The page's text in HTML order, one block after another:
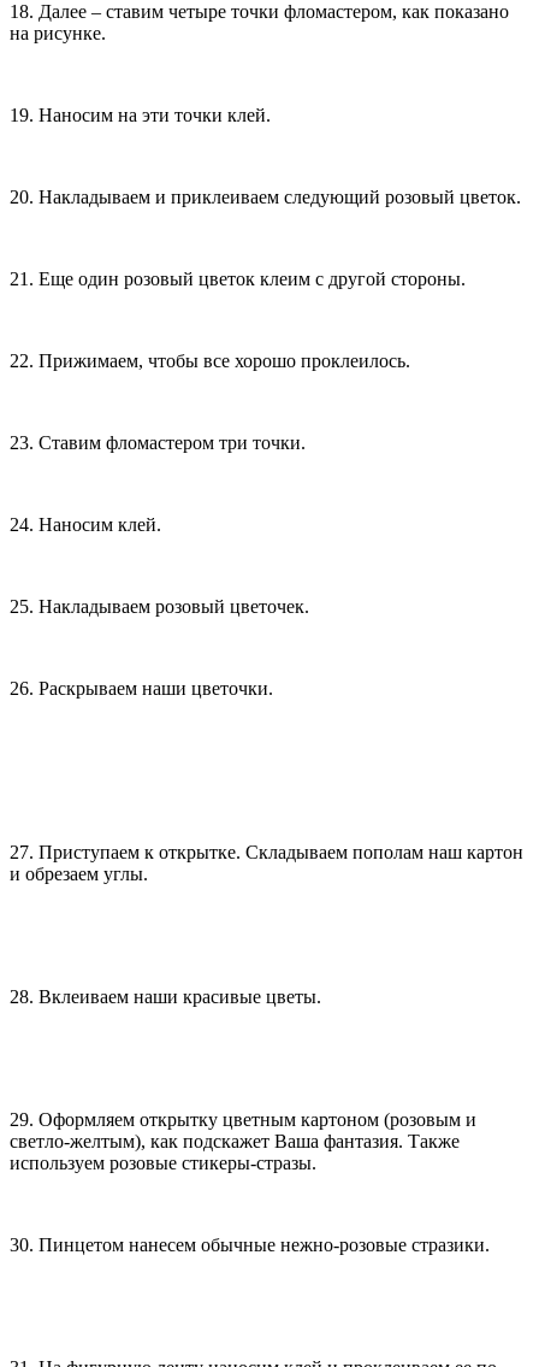
18. Далее – ставим четыре точки фломастером, как показано
на рисунке.
19. Наносим на эти точки клей.
20. Накладываем и приклеиваем следующий розовый цветок.
21. Еще один розовый цветок клеим с другой стороны.
22. Прижимаем, чтобы все хорошо проклеилось.
23. Ставим фломастером три точки.
24. Наносим клей.
25. Накладываем розовый цветочек.
26. Раскрываем наши цветочки.
27. Приступаем к открытке. Складываем пополам наш картон
и обрезаем углы.
28. Вклеиваем наши красивые цветы.
29. Оформляем открытку цветным картоном (розовым и
светло-желтым), как подскажет Ваша фантазия. Также
используем розовые стикеры-стразы.
30. Пинцетом нанесем обычные нежно-розовые стразики.